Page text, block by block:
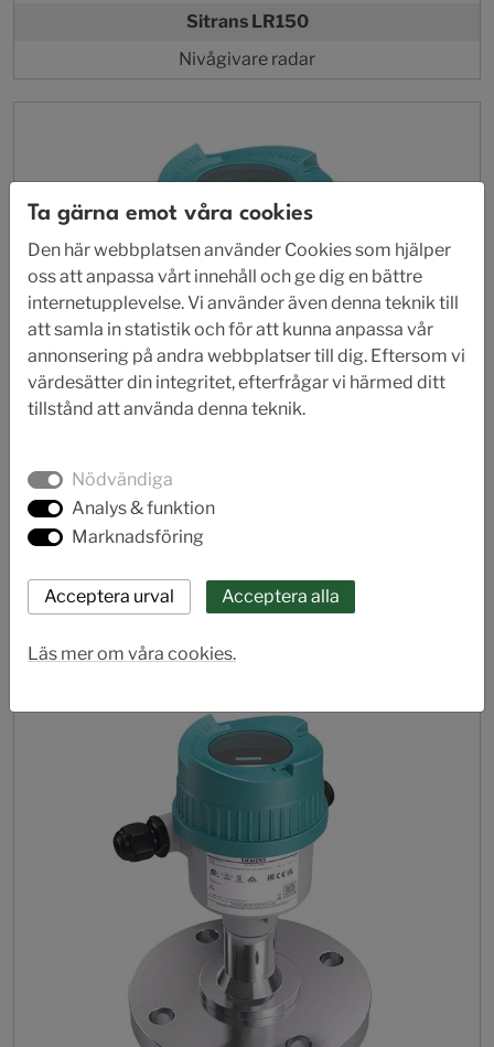
Sitrans LR150
Nivågivare radar
Sitrans LR510
Ta gärna emot våra cookies
Den här webbplatsen använder Cookies som hjälper
oss att anpassa vårt innehåll och ge dig en bättre
internetupplevelse. Vi använder även denna teknik till
att samla in statistik och för att kunna anpassa vår
annonsering på andra webbplatser till dig. Eftersom vi
värdesätter din integritet, efterfrågar vi härmed ditt
tillstånd att använda denna teknik.
Nödvändiga
Analys & funktion
Marknadsföring
Läs mer om våra cookies.